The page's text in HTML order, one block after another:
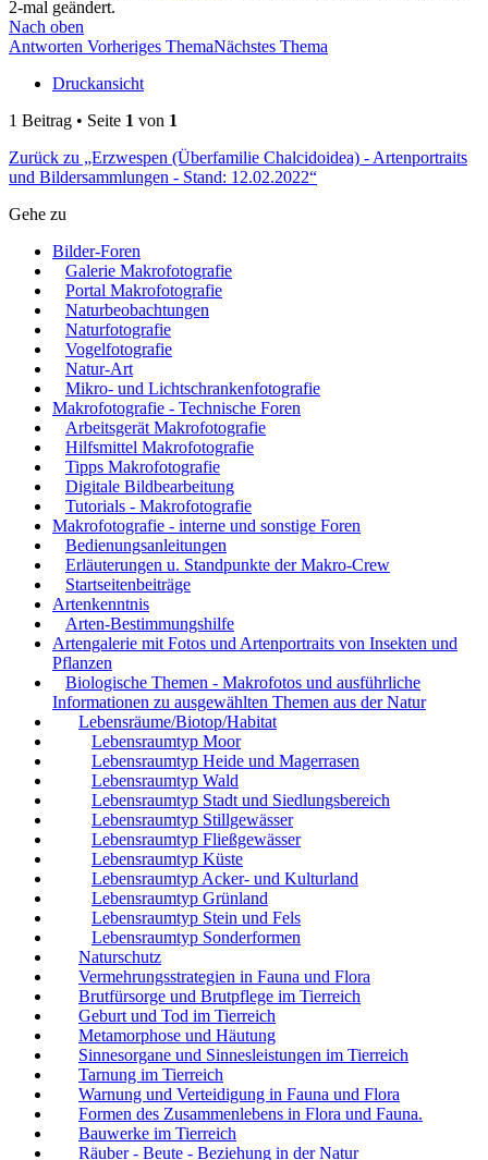
2-mal geändert.
Nach oben
Antworten Vorheriges ThemaNächstes Thema
Druckansicht
1 Beitrag • Seite 1 von 1
Zurück zu „Erzwespen (Überfamilie Chalcidoidea) - Artenportraits
und Bildersammlungen - Stand: 12.02.2022“
Gehe zu
Bilder-Foren
Galerie Makrofotografie
Portal Makrofotografie
Naturbeobachtungen
Naturfotografie
Vogelfotografie
Natur-Art
Mikro- und Lichtschrankenfotografie
Makrofotografie - Technische Foren
Arbeitsgerät Makrofotografie
Hilfsmittel Makrofotografie
Tipps Makrofotografie
Digitale Bildbearbeitung
Tutorials - Makrofotografie
Makrofotografie - interne und sonstige Foren
Bedienungsanleitungen
Erläuterungen u. Standpunkte der Makro-Crew
Startseitenbeiträge
Artenkenntnis
Arten-Bestimmungshilfe
Artengalerie mit Fotos und Artenportraits von Insekten und
Pflanzen
Biologische Themen - Makrofotos und ausführliche
Informationen zu ausgewählten Themen aus der Natur
Lebensräume/Biotop/Habitat
Lebensraumtyp Moor
Lebensraumtyp Heide und Magerrasen
Lebensraumtyp Wald
Lebensraumtyp Stadt und Siedlungsbereich
Lebensraumtyp Stillgewässer
Lebensraumtyp Fließgewässer
Lebensraumtyp Küste
Lebensraumtyp Acker- und Kulturland
Lebensraumtyp Grünland
Lebensraumtyp Stein und Fels
Lebensraumtyp Sonderformen
Naturschutz
Vermehrungsstrategien in Fauna und Flora
Brutfürsorge und Brutpflege im Tierreich
Geburt und Tod im Tierreich
Metamorphose und Häutung
Sinnesorgane und Sinnesleistungen im Tierreich
Tarnung im Tierreich
Warnung und Verteidigung in Fauna und Flora
Formen des Zusammenlebens in Flora und Fauna.
Bauwerke im Tierreich
Räuber - Beute - Beziehung in der Natur